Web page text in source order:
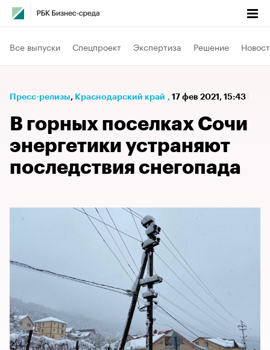
Все выпуски Спецпроект Экспертиза Решение
Пресс-релизы⁠, Краснодарский край , 17 фев 2021, 15:43
В горных поселках Сочи
энергетики устраняют
последствия снегопада